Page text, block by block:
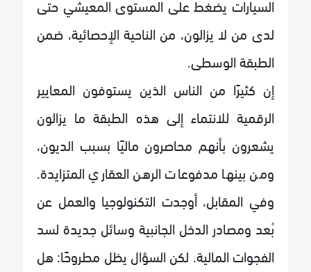
السيارات يضغط على المستوى المعيشي حتى
لدى من لا يزالون، من الناحية الإحصائية، ضمن
الطبقة الوسطى.
إن كثيرًا من الناس الذين يستوفون المعايير
الرقمية للانتماء إلى هذه الطبقة ما يزالون
يشعرون بأنهم محاصرون ماليًا بسبب الديون،
ومن بينها مدفوعات الرهن العقاري المتزايدة.
وفي المقابل، أوجدت التكنولوجيا والعمل عن
بُعد ومصادر الدخل الجانبية وسائل جديدة لسد
الفجوات المالية. لكن السؤال يظل مطروحًا: هل